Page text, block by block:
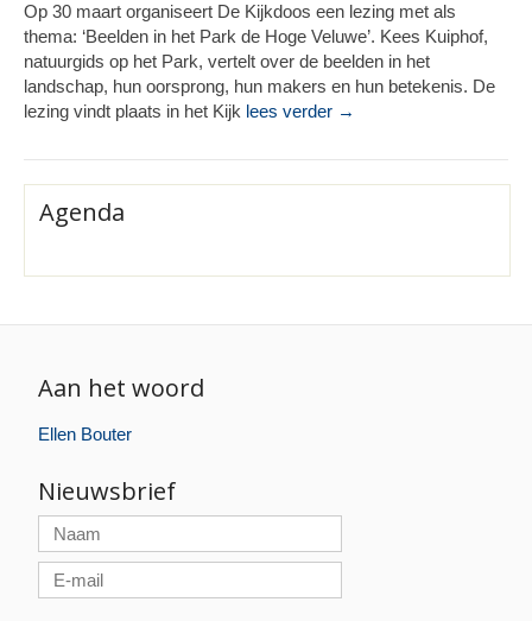
Op 30 maart organiseert De Kijkdoos een lezing met als
thema: ‘Beelden in het Park de Hoge Veluwe’. Kees Kuiphof,
natuurgids op het Park, vertelt over de beelden in het
landschap, hun oorsprong, hun makers en hun betekenis. De
lezing vindt plaats in het Kijk lees verder →
Agenda
Aan het woord
Ellen Bouter
Nieuwsbrief